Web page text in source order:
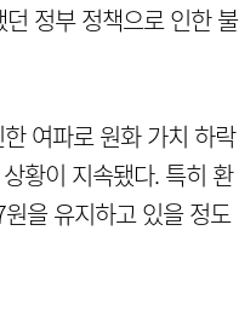
정부 정책으로 인한 불
여파로 원화 가치 하락
황이 지속됐다. 특히 환
을 유지하고 있을 정도